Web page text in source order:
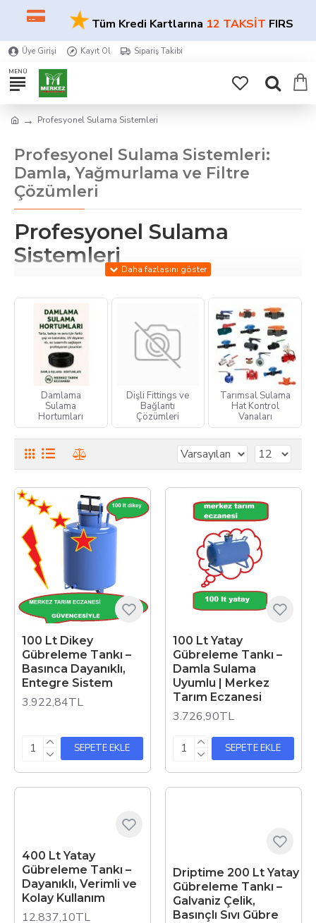
★Tüm Kredi Kartlarına12 TAKSİTFIRSATI!
Üye Girişi Kayıt Ol Sipariş Takibi
Profesyonel Sulama Sistemleri
Profesyonel Sulama Sistemleri:
Damla, Yağmurlama ve Filtre
Çözümleri
Profesyonel Sulama
Sistemleri
sulama çözümleri sunuyoruz. Damla sulama, yağmurlama
sistemleri, filtreler, vanalar, hortumlar ve bağlantı
ekipmanlarıyla
su tasarrufusağlayan,
bitki gelişimini
destekleyen ürünleri bir araya getirdik.
Merkez Tarım Eczanesi güvencesiyle sunulan tüm ürünler,
dayanıklı malzeme kalitesiveuyumlu sistem
yapısıylaprofesyonel kullanıma uygundur. Sulama
sistemlerinizi modernleştirin, veriminizi artırın.
Damlama
Sulama
Hortumları
Dişli Fittings ve
Bağlantı
Çözümleri
Tarımsal Sulama
Hat Kontrol
Vanaları
100 Lt Dikey
Gübreleme Tankı –
Basınca Dayanıklı,
Entegre Sistem
3.922,84TL
SEPETE EKLE
100 Lt Yatay
Gübreleme Tankı –
Damla Sulama
Uyumlu | Merkez
Tarım Eczanesi
3.726,90TL
SEPETE EKLE
400 Lt Yatay
Gübreleme Tankı –
Dayanıklı, Verimli ve
Kolay Kullanım
12.837,10TL
Driptime 200 Lt Yatay
Gübreleme Tankı –
Galvaniz Çelik,
Basınçlı Sıvı Gübre